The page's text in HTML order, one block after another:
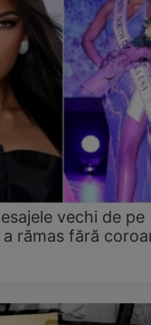
vechi de pe
rămas fără